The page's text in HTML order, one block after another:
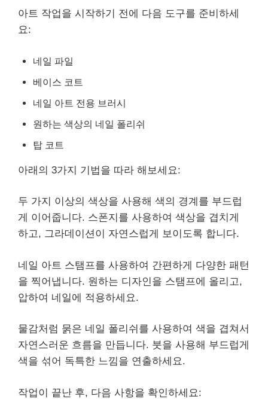
아트 작업을 시작하기 전에 다음 도구를 준비하세
요:
네일 파일
베이스 코트
네일 아트 전용 브러시
원하는 색상의 네일 폴리쉬
탑 코트
아래의 3가지 기법을 따라 해보세요:
두 가지 이상의 색상을 사용해 색의 경계를 부드럽
게 이어줍니다. 스폰지를 사용하여 색상을 겹치게
하고, 그라데이션이 자연스럽게 보이도록 합니다.
네일 아트 스탬프를 사용하여 간편하게 다양한 패턴
을 찍어냅니다. 원하는 디자인을 스탬프에 올리고,
압하여 네일에 적용하세요.
물감처럼 묽은 네일 폴리쉬를 사용하여 색을 겹쳐서
자연스러운 흐름을 만듭니다. 붓을 사용해 부드럽게
색을 섞어 독특한 느낌을 연출하세요.
작업이 끝난 후, 다음 사항을 확인하세요: